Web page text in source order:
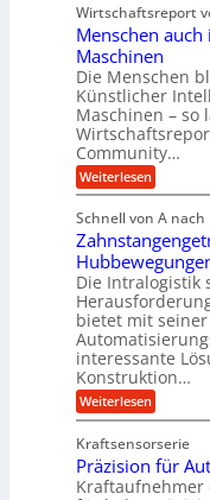
n
b
a
u
i
a
l
B
u
s
i
n
e
s
s
c
o
s
y
s
t
e
m
v
o
n
F
o
r
m
w
a
l
l
c
h
u
t
z
s
c
h
l
ä
c
h
e
i
n
2
2
V
a
r
i
n
e
g
u
l
a
T
e
c
h
n
o
l
o
g
i
e
s
b
e
z
i
e
h
t
n
e
e
n
S
Wirtschaftsreport
Menschen
Maschinen
Die Menschen
Künstlicher
Maschinen – so
Community…
Weiterlesen:
M
n
s
c
h
e
n
a
u
c
h
i
n
Z
e
e
Schnell von A nach
Die Intralogistik
bietet mit
interessante
Konstruktion…
Weiterlesen:
Z
h
n
s
Kraftsensorserie
Präzision für
Kraftaufnehmer